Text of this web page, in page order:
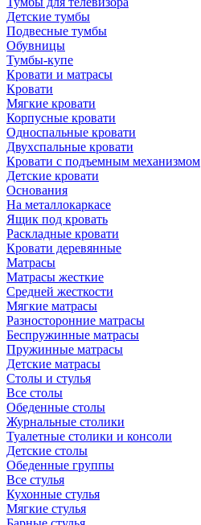
Детские тумбы
Подвесные тумбы
Обувницы
Тумбы-купе
Кровати и матрасы
Кровати
Мягкие кровати
Корпусные кровати
Односпальные кровати
Двухспальные кровати
Кровати с подъемным механизмом
Детские кровати
Основания
На металлокаркасе
Ящик под кровать
Раскладные кровати
Кровати деревянные
Матрасы
Матрасы жесткие
Средней жесткости
Мягкие матрасы
Разносторонние матрасы
Беспружинные матрасы
Пружинные матрасы
Детские матрасы
Столы и стулья
Все столы
Обеденные столы
Журнальные столики
Туалетные столики и консоли
Детские столы
Обеденные группы
Все стулья
Кухонные стулья
Мягкие стулья